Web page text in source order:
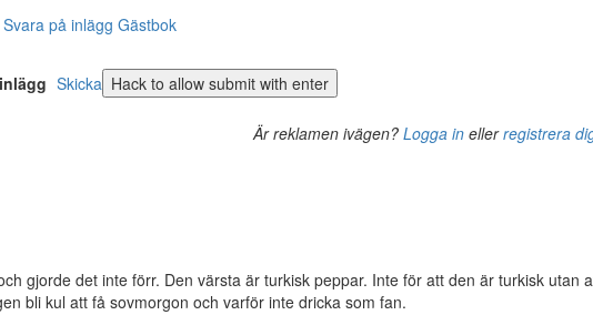
Svara på inlägg Gästbok
Skicka
Är reklamen ivägen? Logga inellerregistrera
gjorde det inte förr. Den värsta är turkisk peppar. Inte för att den är turkisk
bli kul att få sovmorgon och varför inte dricka som fan.